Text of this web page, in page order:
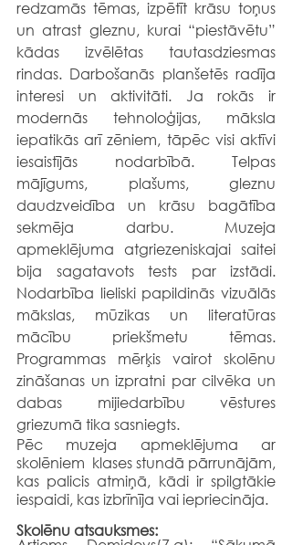
redzamās tēmas, izpētīt krāsu toņus
un atrast gleznu, kurai “piestāvētu”
kādas izvēlētas tautasdziesmas
rindas. Darbošanās planšetēs radīja
interesi un aktivitāti. Ja rokās ir
modernās tehnoloģijas, māksla
iepatikās arī zēniem, tāpēc visi aktīvi
iesaistījās nodarbībā. Telpas
mājīgums, plašums, gleznu
daudzveidība un krāsu bagātība
sekmēja darbu. Muzeja
apmeklējuma atgriezeniskajai saitei
Nodarbība lieliski papildinās vizuālās
mākslas, mūzikas un literatūras
mācību priekšmetu tēmas.
Programmas mērķis vairot skolēnu
zināšanas un izpratni par cilvēka un
dabas mijiedarbību vēstures
griezumā tika sasniegts.
Pēc muzeja apmeklējuma ar
skolēniem  klases stundā pārrunājām,
kas palicis atmiņā, kādi ir spilgtākie
iespaidi, kas izbrīnīja vai iepriecināja.
Skolēnu atsauksmes: